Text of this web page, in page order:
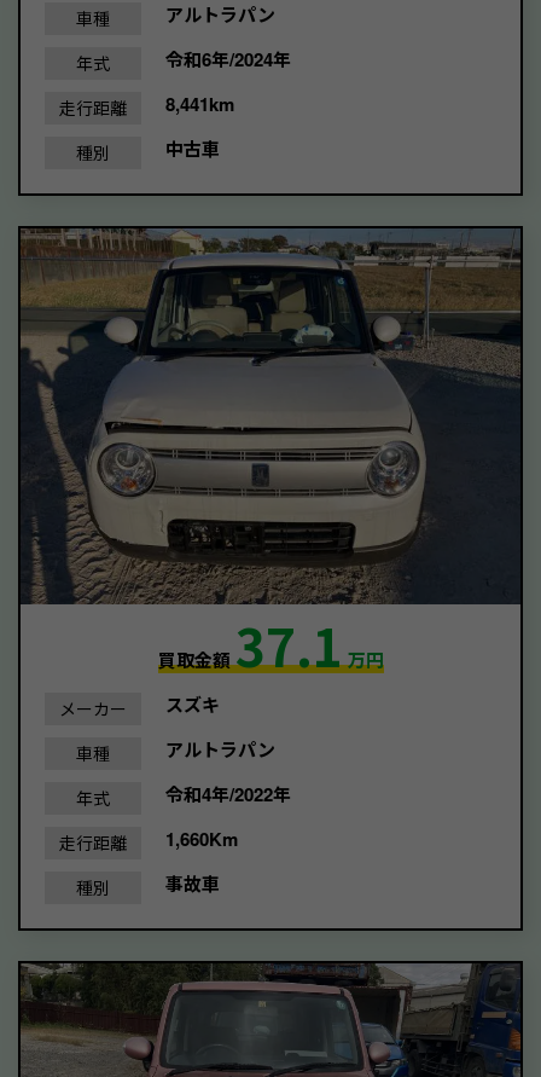
車種 アルトラパン
年式 令和6年/2024年
走行距離 8,441km
種別 中古車
買取金額37.1万円
メーカー スズキ
車種 アルトラパン
年式 令和4年/2022年
走行距離 1,660Km
種別 事故車